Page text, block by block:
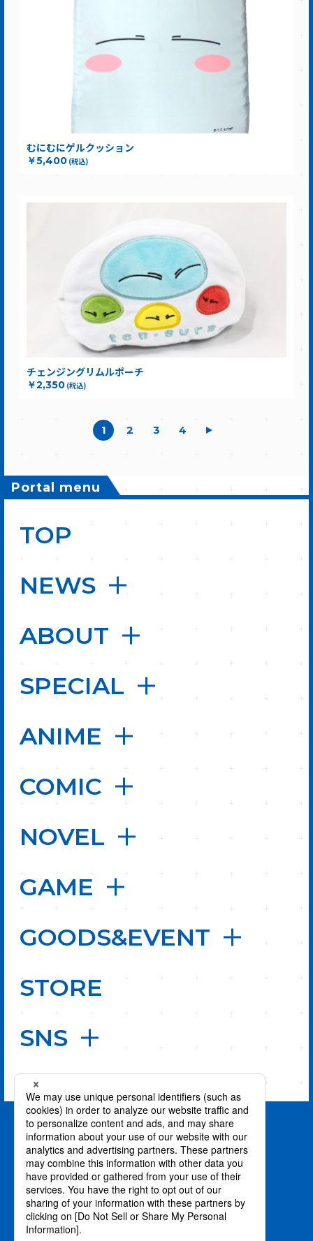
むにむにゲルクッション
￥5,400(税込)
チェンジングリムルポーチ
￥2,350(税込)
1 2 3 4
Portal menu
TOP
NEWS
ABOUT
SPECIAL
ANIME
COMIC
NOVEL
GAME
GOODS&EVENT
STORE
SNS
PAGE TOP